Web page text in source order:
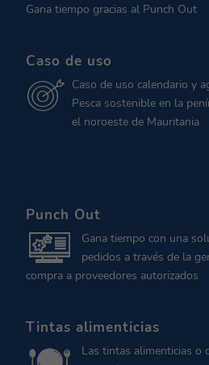
Gana tiempo gracias al Punch Out
Caso de uso
Caso de uso calendario y
Pesca sostenible en la
el noroeste de Mauritania
Punch Out
Gana tiempo con una
pedidos a través de la
compra a proveedores autorizados
Tintas alimenticias
Las tintas alimenticias o